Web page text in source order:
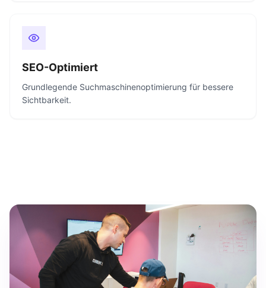
SEO-Optimiert
Grundlegende Suchmaschinenoptimierung für bessere
Sichtbarkeit.